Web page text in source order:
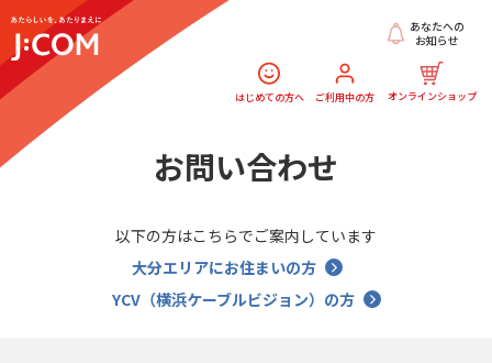
はじめての方へ ご利用中の方 オンラインショップ
あなたへの
お知らせ
お問い合わせ
以下の方はこちらでご案内しています
大分エリアにお住まいの方
YCV（横浜ケーブルビジョン）の方